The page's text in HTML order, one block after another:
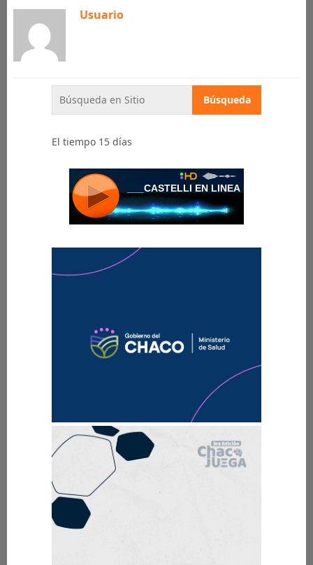
Usuario
El tiempo 15 días